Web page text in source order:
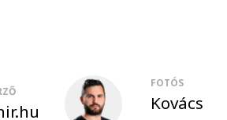
FOTÓS
Kovács